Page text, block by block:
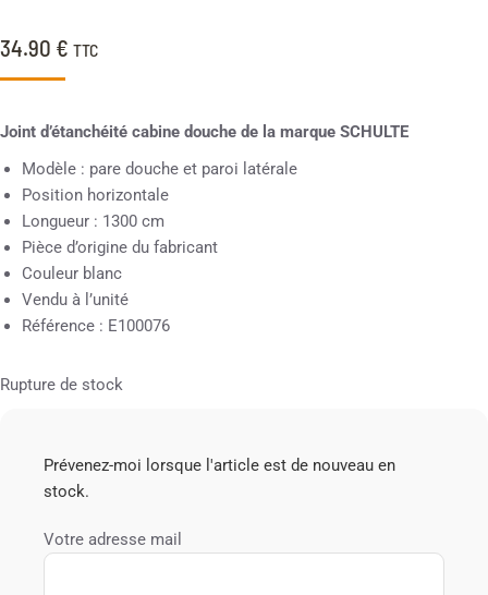
34.90 € TTC
Joint d’étanchéité cabine douche de la marque SCHULTE
Modèle : pare douche et paroi latérale
Position horizontale
Longueur : 1300 cm
Pièce d’origine du fabricant
Couleur blanc
Vendu à l’unité
Référence : E100076
Rupture de stock
Prévenez-moi lorsque l'article est de nouveau en
stock.
Votre adresse mail